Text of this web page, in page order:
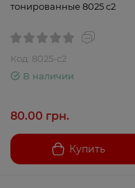
тонированные 8025 c2
Код: 8025-c2
В наличии
80.00 грн.
Купить